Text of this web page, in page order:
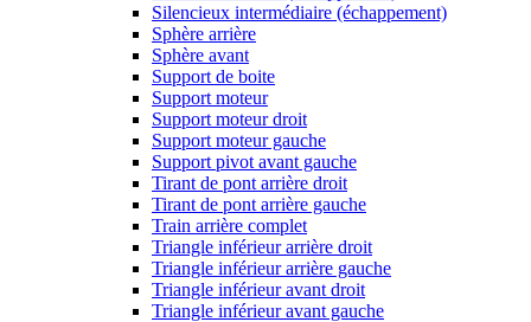
Silencieux intermédiaire (échappement)
Sphère arrière
Sphère avant
Support de boite
Support moteur
Support moteur droit
Support moteur gauche
Support pivot avant gauche
Tirant de pont arrière droit
Tirant de pont arrière gauche
Train arrière complet
Triangle inférieur arrière droit
Triangle inférieur arrière gauche
Triangle inférieur avant droit
Triangle inférieur avant gauche